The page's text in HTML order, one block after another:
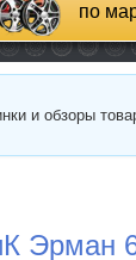
по
и обзоры
Эрман